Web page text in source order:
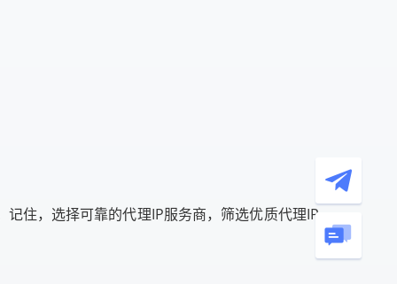
住，选择可靠的代理IP服务商，筛选优质代理IP，